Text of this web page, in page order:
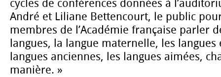
cycles de conférences données à
André et Liliane Bettencourt, le public
membres de l’Académie française parler
langues, la langue maternelle, les langues
langues anciennes, les langues aimées,
manière. »